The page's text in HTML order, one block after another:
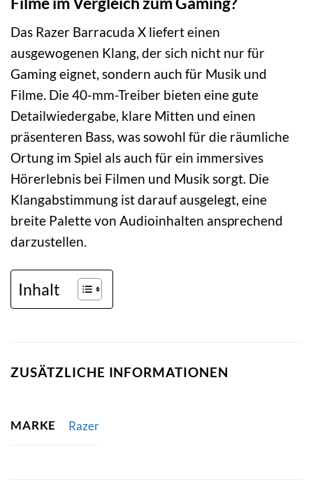
Das Razer Barracuda X liefert einen
ausgewogenen Klang, der sich nicht nur für
Gaming eignet, sondern auch für Musik und
Filme. Die 40-mm-Treiber bieten eine gute
Detailwiedergabe, klare Mitten und einen
präsenteren Bass, was sowohl für die räumliche
Ortung im Spiel als auch für ein immersives
Hörerlebnis bei Filmen und Musik sorgt. Die
Klangabstimmung ist darauf ausgelegt, eine
breite Palette von Audioinhalten ansprechend
darzustellen.
Inhalt
ZUSÄTZLICHE INFORMATIONEN
MARKE Razer